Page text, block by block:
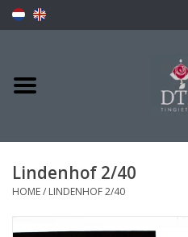
Lindenhof 2/40
HOME/ LINDENHOF 2/40